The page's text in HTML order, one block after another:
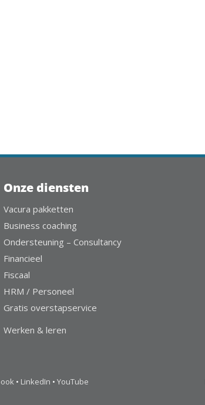
Onze diensten
Vacura pakketten
Business coaching
Ondersteuning – Consultancy
Financieel
Fiscaal
HRM / Personeel
Gratis overstapservice
Werken & leren
• LinkedIn • YouTube